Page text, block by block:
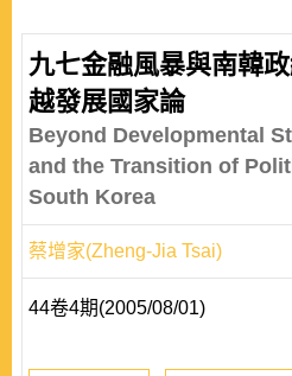
九七金融風暴與南韓
越發展國家論
Beyond Developmental
and the Transition of
South Korea
蔡增家(Zheng-Jia Tsai)
44卷4期(2005/08/01)